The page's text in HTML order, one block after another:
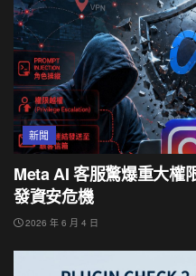
新聞
Meta AI 客服驚爆重大權
發資安危機
2026 年 6 月 4 日